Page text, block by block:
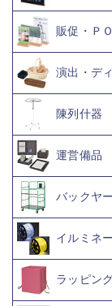
販促・Ｐ
演出・デ
陳列什器
運営備品
バックヤ
イルミネ
ラッピン